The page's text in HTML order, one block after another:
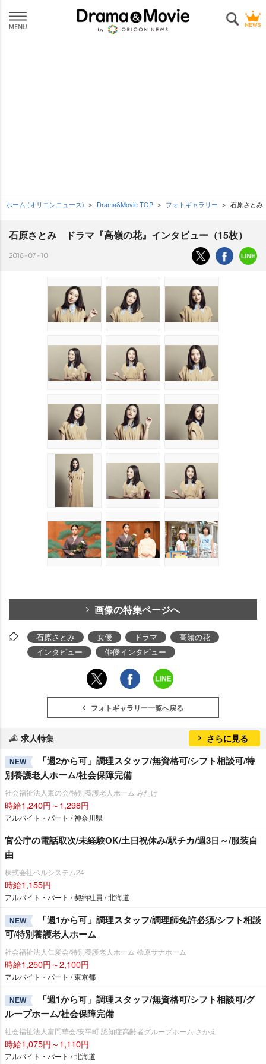
ホーム (オリコンニュース) Drama&Movie TOP フォトギャラリー 石原さとみ
石原さとみ ドラマ『高嶺の花』インタビュー（15枚）
2018-07-10
画像の特集ページへ
石原さとみ 女優 ドラマ
高嶺の花
インタビュー
俳優インタビュー
フォトギャラリー一覧へ戻る
求人特集 さらに見る
NEW
「週2から可」調理スタッフ/無資格可/シフト相談可/特
別養護老人ホーム/社会保障完備
社会福祉法人東の会/特別養護老人ホーム みたけ
時給1,240円～1,298円
アルバイト・パート / 神奈川県
官公庁の電話取次/未経験OK/土日祝休み/駅チカ/週3日～/服装自
由
株式会社ベルシステム24
時給1,155円
アルバイト・パート / 契約社員 / 北海道
NEW
「週1から可」調理スタッフ/調理師免許必須/シフト相談
可/特別養護老人ホーム
社会福祉法人仁愛会/特別養護老人ホーム 桧原サナホーム
時給1,250円～2,100円
アルバイト・パート / 東京都
NEW
「週1から可」調理スタッフ/無資格可/シフト相談可/グ
ループホーム/社会保障完備
社会福祉法人富門華会/安平町 認知症高齢者グループホーム さかえ
時給1,075円～1,110円
アルバイト・パート / 北海道